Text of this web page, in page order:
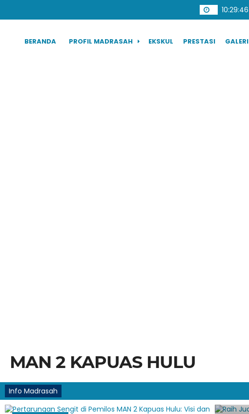
10:29:47
BERANDA PROFIL MADRASAH EKSKUL PRESTASI GALERI
MAN 2 KAPUAS HULU
Info Madrasah